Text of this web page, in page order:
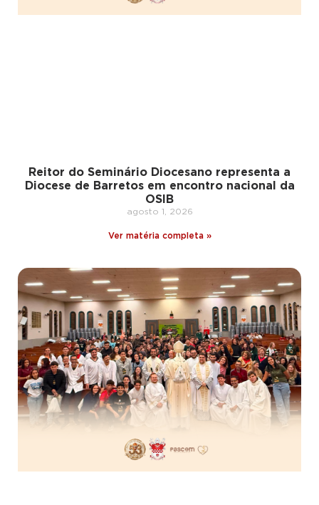
Reitor do Seminário Diocesano representa a
Diocese de Barretos em encontro nacional da
OSIB
agosto 1, 2026
Ver matéria completa »